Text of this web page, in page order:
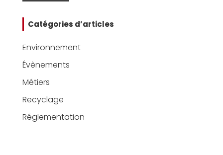
Catégories d’articles
Environnement
Évènements
Métiers
Recyclage
Réglementation